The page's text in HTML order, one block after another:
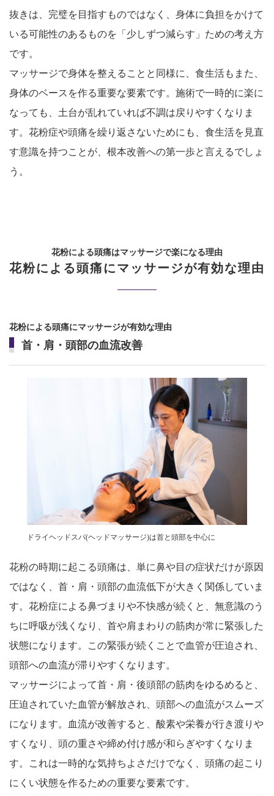
抜きは、完璧を目指すものではなく、身体に負担をかけて
いる可能性のあるものを「少しずつ減らす」ための考え方
です。
マッサージで身体を整えることと同様に、食生活もまた、
身体のベースを作る重要な要素です。施術で一時的に楽に
なっても、土台が乱れていれば不調は戻りやすくなりま
す。花粉症や頭痛を繰り返さないためにも、食生活を見直
す意識を持つことが、根本改善への第一歩と言えるでしょ
う。
花粉による頭痛はマッサージで楽になる理由
花粉による頭痛にマッサージが有効な理由
花粉による頭痛にマッサージが有効な理由
首・肩・頭部の血流改善
ドライヘッドスパ(ヘッドマッサージ)は首と頭部を中心に
花粉の時期に起こる頭痛は、単に鼻や目の症状だけが原因
ではなく、首・肩・頭部の血流低下が大きく関係していま
す。花粉症による鼻づまりや不快感が続くと、無意識のう
ちに呼吸が浅くなり、首や肩まわりの筋肉が常に緊張した
状態になります。この緊張が続くことで血管が圧迫され、
頭部への血流が滞りやすくなります。
マッサージによって首・肩・後頭部の筋肉をゆるめると、
圧迫されていた血管が解放され、頭部への血流がスムーズ
になります。血流が改善すると、酸素や栄養が行き渡りや
すくなり、頭の重さや締め付け感が和らぎやすくなりま
す。これは一時的な気持ちよさだけでなく、頭痛の起こり
にくい状態を作るための重要な要素です。